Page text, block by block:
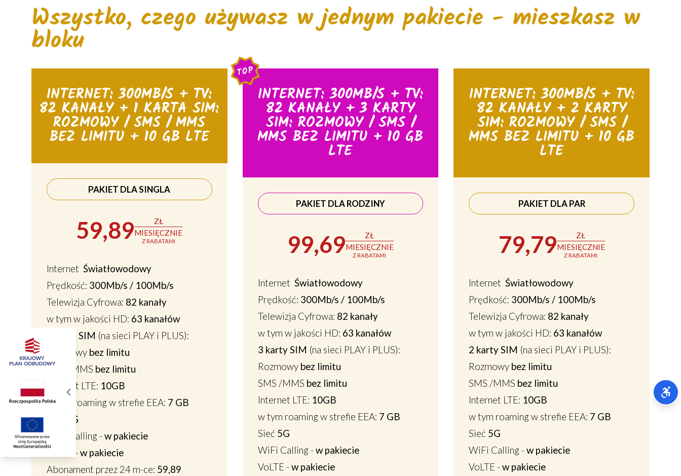
Wszystko, czego używasz w jednym pakiecie - mieszkasz w
bloku
INTERNET: 300MB/S + TV:
82 KANAŁY + 1 KARTA SIM:
ROZMOWY / SMS / MMS
BEZ LIMITU + 10 GB LTE
PAKIET DLA SINGLA
59,89
ZŁ
MIESIĘCZNIE
Z RABATAMI
Internet Światłowodowy
Prędkość: 300Mb/s / 100Mb/s
Telewizja Cyfrowa: 82 kanały
w tym w jakości HD: 63 kanałów
1 karta SIM (na sieci PLAY i PLUS):
Rozmowy bez limitu
SMS /MMS bez limitu
Internet LTE: 10GB
w tym
roaming w strefie EEA: 7 GB
5G
WiFi Calling -w pakiecie
-w pakiecie
Abonament przez 24 m-ce: 59,89
TOP
INTERNET: 300MB/S + TV:
82 KANAŁY + 3 KARTY
SIM: ROZMOWY / SMS /
MMS BEZ LIMITU + 10 GB
LTE
PAKIET DLA RODZINY
99,69
ZŁ
MIESIĘCZNIE
Z RABATAMI
Internet Światłowodowy
Prędkość: 300Mb/s / 100Mb/s
Telewizja Cyfrowa: 82 kanały
w tym w jakości HD: 63 kanałów
3 karty SIM (na sieci PLAY i PLUS):
Rozmowy bez limitu
SMS /MMS bez limitu
Internet LTE: 10GB
w tym roaming w strefie EEA: 7 GB
Sieć 5G
WiFi Calling-w pakiecie
VoLTE -w pakiecie
INTERNET: 300MB/S + TV:
82 KANAŁY + 2 KARTY
SIM: ROZMOWY / SMS /
MMS BEZ LIMITU + 10 GB
LTE
PAKIET DLA PAR
79,79
ZŁ
MIESIĘCZNIE
Z RABATAMI
InternetŚwiatłowodowy
Prędkość: 300Mb/s / 100Mb/s
Telewizja Cyfrowa: 82 kanały
w tym w jakości HD: 63 kanałów
2 karty SIM (na sieci PLAY i PLUS):
Rozmowy bez limitu
SMS /MMS bez limitu
Internet LTE: 10GB
w tym roaming w strefie EEA: 7 GB
Sieć 5G
WiFi Calling -w pakiecie
VoLTE -w pakiecie